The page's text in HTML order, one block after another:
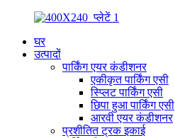
घर
उत्पादों
पार्किंग एयर कंडीशनर
एकीकृत पार्किंग एसी
स्प्लिट पार्किंग एसी
छिपा हुआ पार्किंग एसी
आरवी एयर कंडीशनर
प्रशीतित ट्रक इकाई